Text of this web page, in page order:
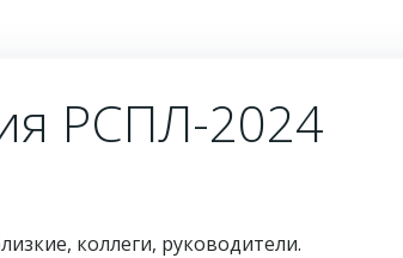
РСПЛ-2024
коллеги, руководители.